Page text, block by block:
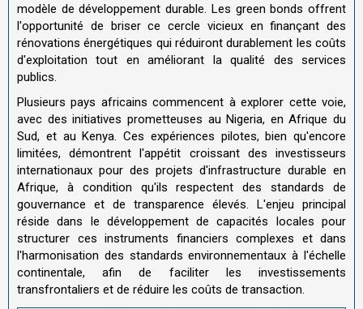
modèle de développement durable. Les green bonds offrent
l'opportunité de briser ce cercle vicieux en finançant des
rénovations énergétiques qui réduiront durablement les coûts
d'exploitation tout en améliorant la qualité des services
publics.
Plusieurs pays africains commencent à explorer cette voie,
avec des initiatives prometteuses au Nigeria, en Afrique du
Sud, et au Kenya. Ces expériences pilotes, bien qu'encore
limitées, démontrent l'appétit croissant des investisseurs
internationaux pour des projets d'infrastructure durable en
Afrique, à condition qu'ils respectent des standards de
gouvernance et de transparence élevés. L'enjeu principal
réside dans le développement de capacités locales pour
structurer ces instruments financiers complexes et dans
l'harmonisation des standards environnementaux à l'échelle
continentale, afin de faciliter les investissements
transfrontaliers et de réduire les coûts de transaction.